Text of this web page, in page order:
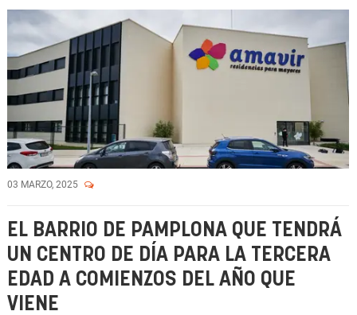
03 MARZO, 2025
EL BARRIO DE PAMPLONA QUE TENDRÁ
UN CENTRO DE DÍA PARA LA TERCERA
EDAD A COMIENZOS DEL AÑO QUE
VIENE